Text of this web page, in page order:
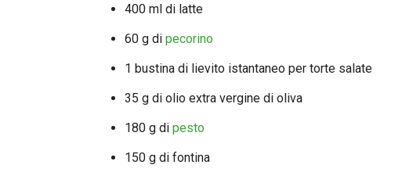
400 ml di latte
60 g di pecorino
1 bustina di lievito istantaneo per torte salate
35 g di olio extra vergine di oliva
180 g di pesto
150 g di fontina